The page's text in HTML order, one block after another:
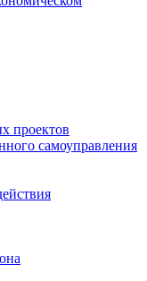
проектов
самоуправления